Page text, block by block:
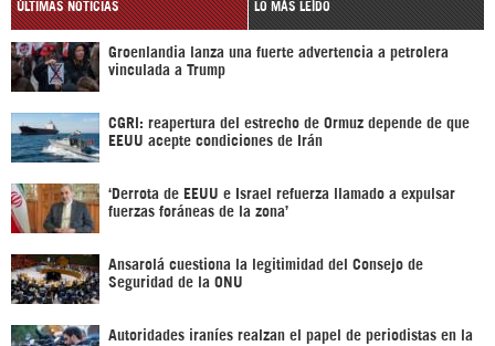
ÚLTIMAS NOTICIAS LO MÁS LEÍDO
Groenlandia lanza una fuerte advertencia a petrolera
vinculada a Trump
CGRI: reapertura del estrecho de Ormuz depende de que
EEUU acepte condiciones de Irán
‘Derrota de EEUU e Israel refuerza llamado a expulsar
fuerzas foráneas de la zona’
Ansarolá cuestiona la legitimidad del Consejo de
Seguridad de la ONU
Autoridades iraníes realzan el papel de periodistas en la